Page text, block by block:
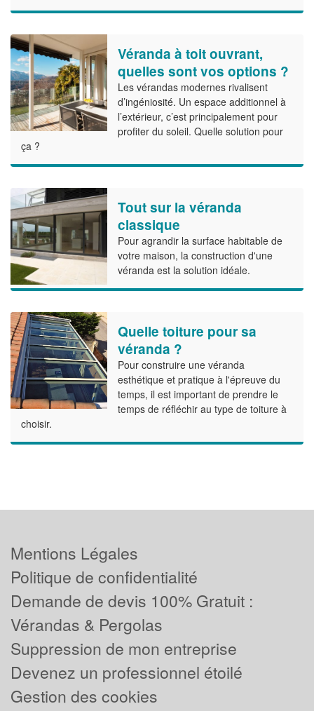
Véranda à toit ouvrant,
quelles sont vos options ?
Les vérandas modernes rivalisent
d’ingéniosité. Un espace additionnel à
l’extérieur, c’est principalement pour
profiter du soleil. Quelle solution pour
ça ?
Tout sur la véranda
classique
Pour agrandir la surface habitable de
votre maison, la construction d'une
véranda est la solution idéale.
Quelle toiture pour sa
véranda ?
Pour construire une véranda
esthétique et pratique à l'épreuve du
temps, il est important de prendre le
temps de réfléchir au type de toiture à
choisir.
Mentions Légales
Politique de confidentialité
Demande de devis 100% Gratuit :
Vérandas & Pergolas
Suppression de mon entreprise
Devenez un professionnel étoilé
Gestion des cookies